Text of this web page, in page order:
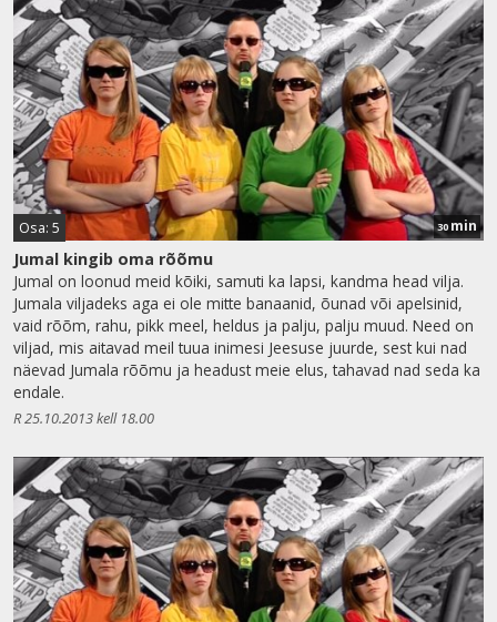
Osa: 5 30 min
Jumal kingib oma rõõmu
Jumal on loonud meid kõiki, samuti ka lapsi, kandma head vilja.
Jumala viljadeks aga ei ole mitte banaanid, õunad või apelsinid,
vaid rõõm, rahu, pikk meel, heldus ja palju, palju muud. Need on
viljad, mis aitavad meil tuua inimesi Jeesuse juurde, sest kui nad
näevad Jumala rõõmu ja headust meie elus, tahavad nad seda ka
endale.
R 25.10.2013 kell 18.00